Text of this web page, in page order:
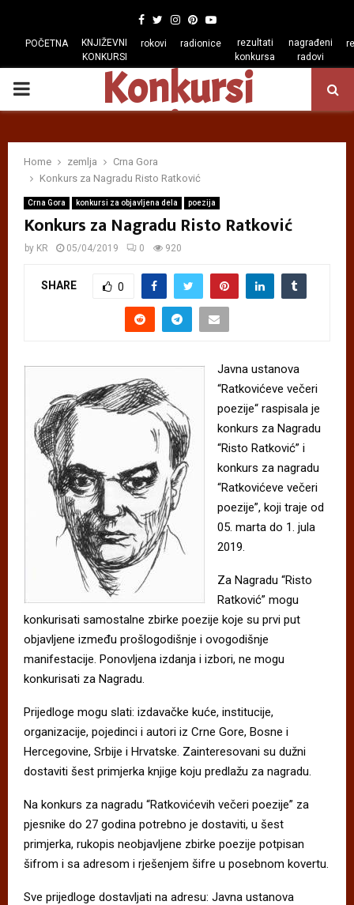
Facebook
TwitterInstagram
Pinterest
Youtube
POČETNA
KNJIŽEVNI
KONKURSI
rokovi radionice
rezultati
konkursa
nagrađeni
radovi
PRIMARY
Konkursi
regiona
Home zemlja
Crna Gora
Konkurs za Nagradu Risto Ratković
Crna Gora konkursi za objavljena dela poezija
Konkurs za Nagradu Risto Ratković
by KR 05/04/2019 0 920
SHARE 0
Javna ustanova
“Ratkovićeve večeri
poezije“ raspisala je
konkurs za Nagradu
“Risto Ratković” i
konkurs za nagradu
“Ratkovićeve večeri
poezije”, koji traje od
05. marta do 1. jula
2019.
Za Nagradu “Risto
Ratković” mogu
konkurisati samostalne zbirke poezije koje su prvi put
objavljene između prošlogodišnje i ovogodišnje
manifestacije. Ponovljena izdanja i izbori, ne mogu
konkurisati za Nagradu.
Prijedloge mogu slati: izdavačke kuće, institucije,
organizacije, pojedinci i autori iz Crne Gore, Bosne i
Hercegovine, Srbije i Hrvatske. Zainteresovani su dužni
dostaviti šest primjerka knjige koju predlažu za nagradu.
Na konkurs za nagradu “Ratkovićevih večeri poezije” za
pjesnike do 27 godina potrebno je dostaviti, u šest
primjerka, rukopis neobjavljene zbirke poezije potpisan
šifrom i sa adresom i rješenjem šifre u posebnom kovertu.
Sve prijedloge dostavljati na adresu: Javna ustanova